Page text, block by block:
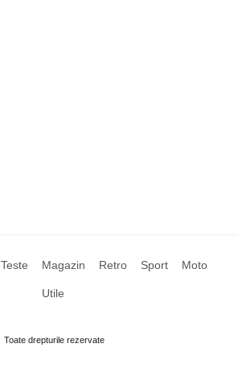
Teste Magazin Retro Sport Moto
Utile
Toate drepturile rezervate